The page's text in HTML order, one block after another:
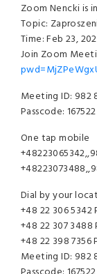
Zoom Nencki is
Topic:
Time: Feb 23,
Join Zoom
Meeting ID: 982
Passcode: 167522
One tap mobile
Dial by your
+48 22 306 5342
+48 22 307 3488
+48 22 398 7356
Meeting ID: 982